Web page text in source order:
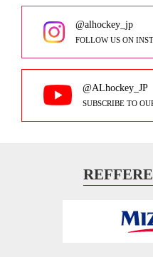
@alhockey_jp
FOLLOW US ON
@ALhockey_JP
SUBSCRIBE TO